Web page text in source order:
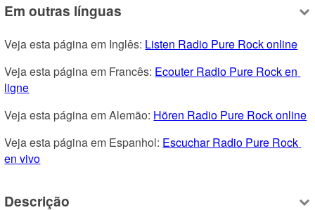
Em outras línguas
Veja esta página em Inglês: Listen Radio Pure Rock online
Veja esta página em Francês: Ecouter Radio Pure Rock en
ligne
Veja esta página em Alemão: Hören Radio Pure Rock online
Veja esta página em Espanhol: Escuchar Radio Pure Rock
en vivo
Descrição